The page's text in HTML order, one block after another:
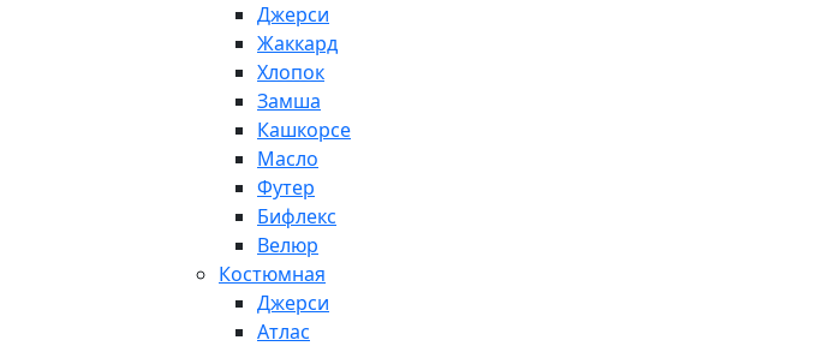
Джерси
Жаккард
Хлопок
Замша
Кашкорсе
Масло
Футер
Бифлекс
Велюр
Костюмная
Джерси
Атлас